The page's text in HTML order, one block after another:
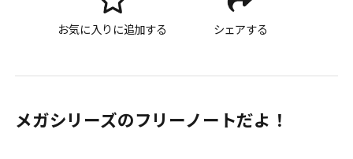
お気に入りに追加する シェアする
メガシリーズのフリーノートだよ！